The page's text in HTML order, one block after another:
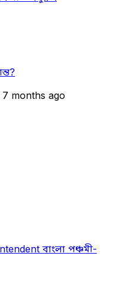
7 months ago
বাংলা পঞ্চমী-